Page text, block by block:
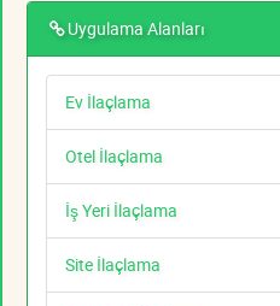
Uygulama Alanları
Ev İlaçlama
Otel İlaçlama
İş Yeri İlaçlama
Site İlaçlama